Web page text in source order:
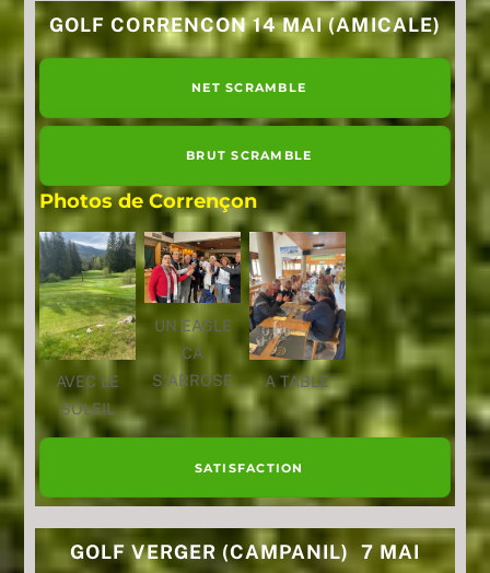
GOLF CORRENCON 14 MAI (AMICALE)
NET SCRAMBLE
BRUT SCRAMBLE
Photos de Corrençon
AVEC LE
SOLEIL
UN EAGLE
CA
S'ARROSE
A TABLE
SATISFACTION
GOLF VERGER (CAMPANIL) 7 MAI